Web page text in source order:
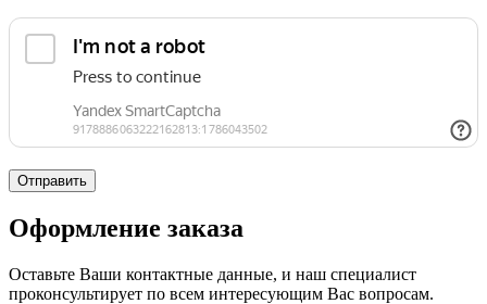
Отправить
Оформление заказа
Оставьте Ваши контактные данные, и наш специалист
проконсультирует по всем интересующим Вас вопросам.